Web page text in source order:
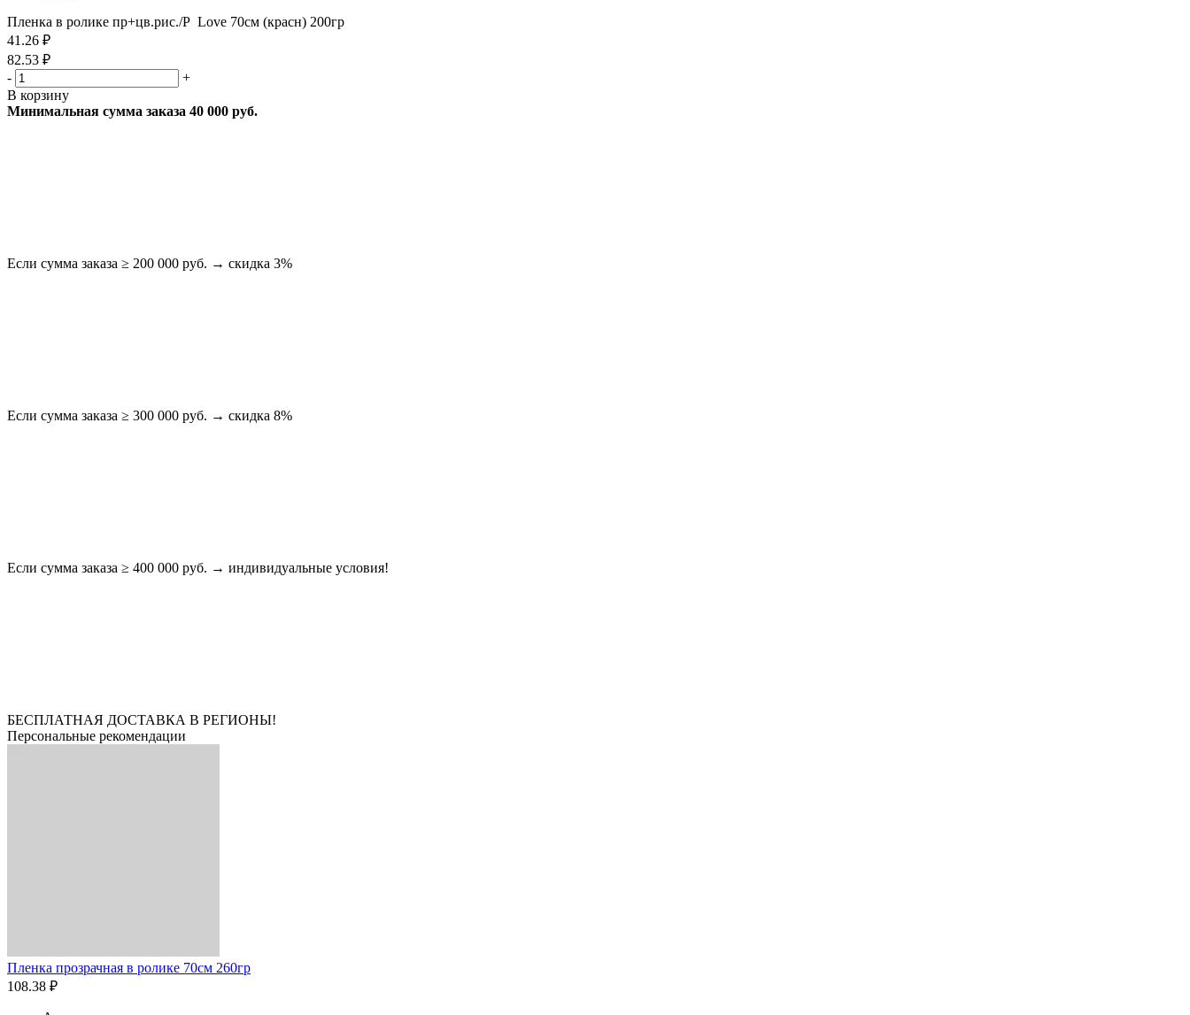
Пленка в ролике пр+цв.рис./Р Love 70см (красн) 200гр
41.26 ₽
82.53 ₽
-
+
В корзину
Минимальная сумма заказа 40 000 руб.
Если сумма заказа ≥ 200 000 руб. → скидка 3%
Если сумма заказа ≥ 300 000 руб. → скидка 8%
Если сумма заказа ≥ 400 000 руб. → индивидуальные условия!
БЕСПЛАТНАЯ ДОСТАВКА В РЕГИОНЫ!
Персональные рекомендации
Пленка прозрачная в ролике 70см 260гр
108.38 ₽